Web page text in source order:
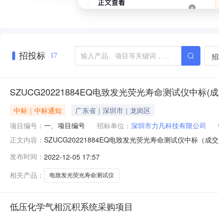
招投标 17
SZUCG20221884EQ电致发光荧光寿命测试仪中标(
中标｜中标通知
广东省｜深圳市｜龙岗区
项目编号： 一、项目编号 招标单位： 深圳市力凡科技有限公司
正文内容： SZUCG20221884EQ电致发光荧光寿命测试仪中标（成
796,400.00正常解密3深圳市科泰生物科技有限公司
发布时间： 2022-12-05 17:57
相关产品：
电致发光荧光寿命测试仪
低压化学气相沉积系统采购项目